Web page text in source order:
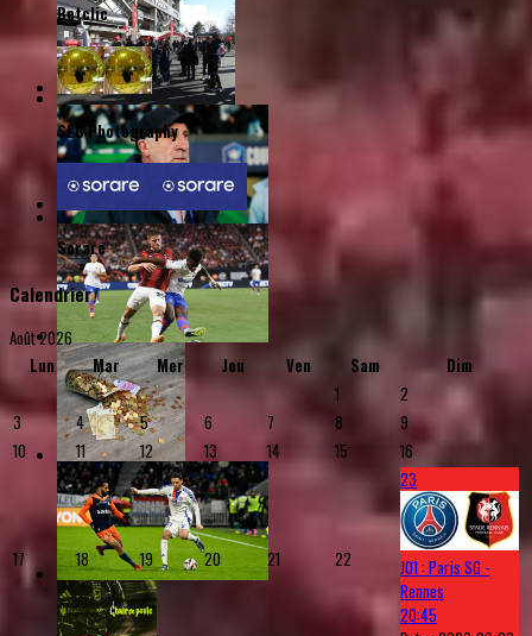
Betclic
SLB Photography
Sorare
Calendrier
Août 2026
Lun
Mar Mer Jeu Ven Sam
Dim
1
2
3
4 5 6 7 8
9
10
11 12 13 14 15 16
17 18 19 20 21 22
23
J01 : Paris SG -
Rennes
20:45